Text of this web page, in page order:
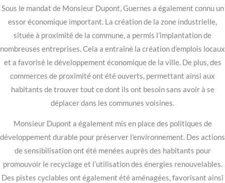
Sous le mandat de Monsieur Dupont, Guernes a également connu un
essor économique important. La création de la zone industrielle,
située à proximité de la commune, a permis l’implantation de
nombreuses entreprises. Cela a entraîné la création d’emplois locaux
et a favorisé le développement économique de la ville. De plus, des
commerces de proximité ont été ouverts, permettant ainsi aux
habitants de trouver tout ce dont ils ont besoin sans avoir à se
déplacer dans les communes voisines.
Monsieur Dupont a également mis en place des politiques de
développement durable pour préserver l’environnement. Des actions
de sensibilisation ont été menées auprès des habitants pour
promouvoir le recyclage et l’utilisation des énergies renouvelables.
Des pistes cyclables ont également été aménagées, favorisant ainsi